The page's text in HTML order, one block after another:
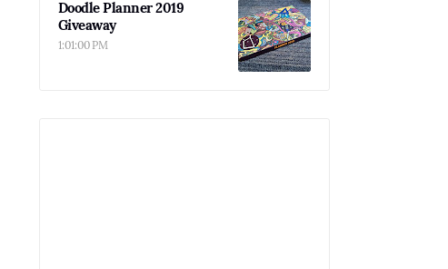
Doodle Planner 2019
Giveaway
1:01:00 PM